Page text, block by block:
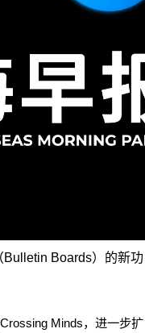
Bulletin Boards）的新功
Minds，进一步扩